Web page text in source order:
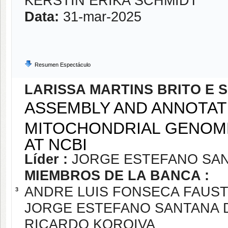
Data: 31-mar-2025
Resumen Espectáculo
3
LARISSA MARTINS BRITO E
ASSEMBLY AND
MITOCHONDRIAL
AT NCBI
Líder : JORGE ESTEFANO
MIEMBROS DE LA BANCA :
ANDRE LUIS FONSECA
JORGE ESTEFANO SANTANA
RICARDO KOROIVA